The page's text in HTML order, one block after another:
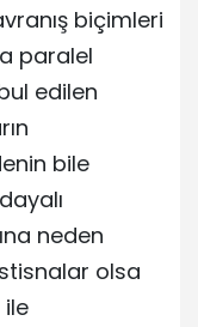
biçimleri
paralel
edilen
bile
neden
olsa